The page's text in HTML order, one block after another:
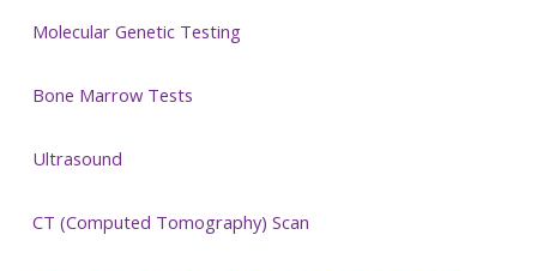
Molecular Genetic Testing
Bone Marrow Tests
Ultrasound
CT (Computed Tomography) Scan